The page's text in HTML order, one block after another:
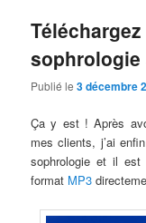
Publié le3 décembre
Ça y est ! Après
mes clients, j’ai
sophrologie et il
format MP3